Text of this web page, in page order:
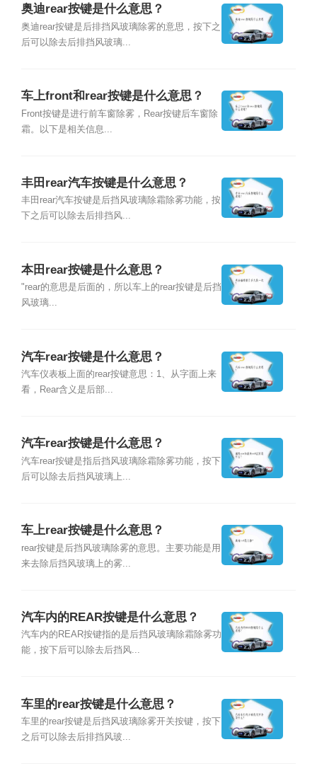
奥迪rear按键是什么意思？
奥迪rear按键是后排挡风玻璃除雾的意思，按下之
后可以除去后排挡风玻璃...
车上front和rear按键是什么意思？
Front按键是进行前车窗除雾，Rear按键后车窗除
霜。以下是相关信息...
丰田rear汽车按键是什么意思？
丰田rear汽车按键是后挡风玻璃除霜除雾功能，按
下之后可以除去后排挡风...
本田rear按键是什么意思？
"rear的意思是后面的，所以车上的rear按键是后挡
风玻璃...
汽车rear按键是什么意思？
汽车仪表板上面的rear按键意思：1、从字面上来
看，Rear含义是后部...
汽车rear按键是什么意思？
汽车rear按键是指后挡风玻璃除霜除雾功能，按下
后可以除去后挡风玻璃上...
车上rear按键是什么意思？
rear按键是后挡风玻璃除雾的意思。主要功能是用
来去除后挡风玻璃上的雾...
汽车内的REAR按键是什么意思？
汽车内的REAR按键指的是后挡风玻璃除霜除雾功
能，按下后可以除去后挡风...
车里的rear按键是什么意思？
车里的rear按键是后挡风玻璃除雾开关按键，按下
之后可以除去后排挡风玻...